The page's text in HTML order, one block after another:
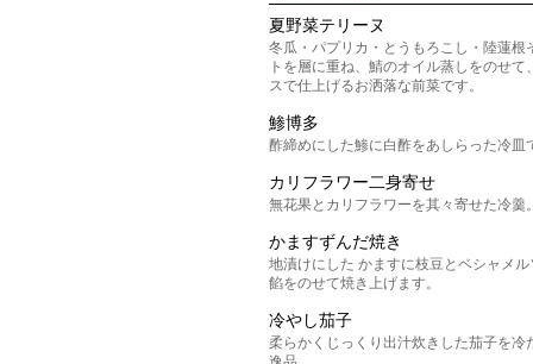
夏野菜テリーヌ
冬瓜・パプリカ・とうもろこし・陸蓮根
トを層に重ね、鯖のオイル蒸しをのせて
スで仕上げるお洒落な前菜です。
鯵博多
酢締めにした鯵に白酢をあしらった冷皿
カリフラワー二身寄せ
無花果とカリフラワーを其々寄せた冷羹
かますずんだ焼き
地漬けにした かますに枝豆とベシャメ
餡をのせて焼き上げます。
冷やし茄子
柔らかくじっくり出汁炊きした茄子を冷